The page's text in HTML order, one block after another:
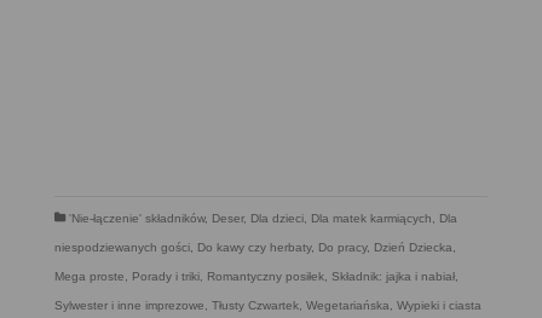
'Nie-łączenie' składników, Deser, Dla dzieci, Dla matek karmiących, Dla
niespodziewanych gości, Do kawy czy herbaty, Do pracy, Dzień Dziecka,
Mega proste, Porady i triki, Romantyczny posiłek, Składnik: jajka i nabiał,
Sylwester i inne imprezowe, Tłusty Czwartek, Wegetariańska, Wypieki i ciasta